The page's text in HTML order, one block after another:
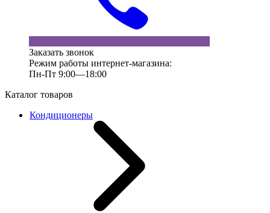
Заказать звонок
Режим работы интернет-магазина:
Пн-Пт 9:00—18:00
Каталог товаров
Кондиционеры